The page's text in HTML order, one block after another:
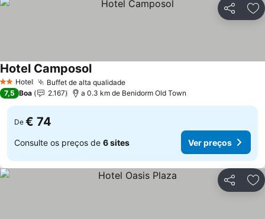
Partilhar
2 Estrelas
Hotel Buffet de alta qualidadeVer preços
Hotel CamposolVer preços
7,5 Boa 2.167 a 0.3 km de Benidorm Old Town
De € 74
Consulte os preços de 6 sites Ver preços
Partilhar